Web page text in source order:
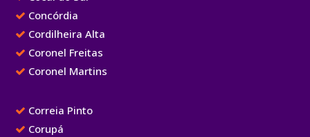
Concórdia
Cordilheira Alta
Coronel Freitas
Coronel Martins
Correia Pinto
Corupá